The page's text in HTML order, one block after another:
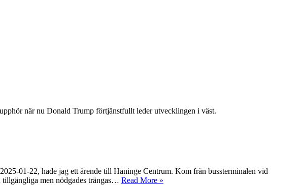
när nu Donald Trump förtjänstfullt leder utvecklingen i väst.
01-22, hade jag ett ärende till Haninge Centrum. Kom från bussterminalen vid
tillgängliga men nödgades trängas… Read More »